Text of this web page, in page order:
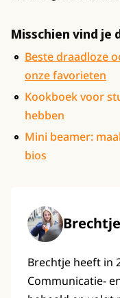
Misschien vind
Beste draadloze
onze favorieten
Kookboek voor
hebben
Mini beamer:
bios
Brechtje heeft in
Communicatie-